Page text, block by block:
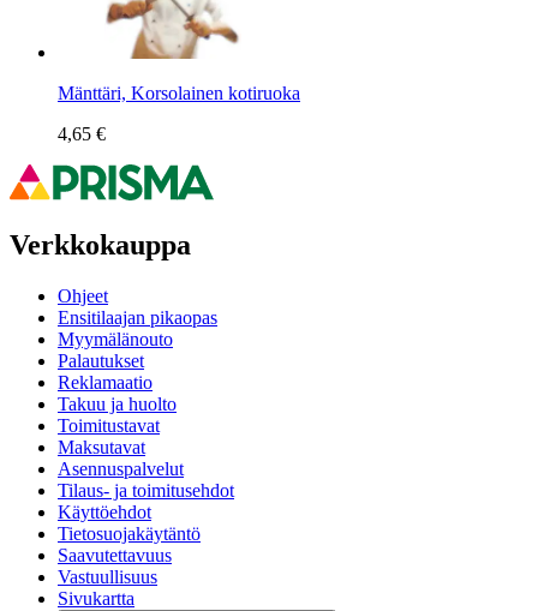
Mänttäri, Korsolainen kotiruoka
4,65 €
Verkkokauppa
Ohjeet
Ensitilaajan pikaopas
Myymälänouto
Palautukset
Reklamaatio
Takuu ja huolto
Toimitustavat
Maksutavat
Asennuspalvelut
Tilaus- ja toimitusehdot
Käyttöehdot
Tietosuojakäytäntö
Saavutettavuus
Vastuullisuus
Sivukartta